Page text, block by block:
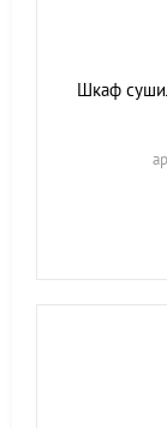
Шкаф